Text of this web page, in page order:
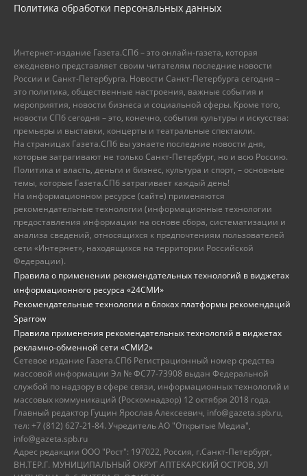
Политика обработки персональных данных
Интернет-издание Газета.СПб – это онлайн-газета, которая
ежедневно представляет своим читателям последние новости
России и Санкт-Петербурга. Новости Санкт-Петербурга сегодня –
это политика, общественные настроения, важные события и
мероприятия, новости бизнеса и социальной сферы. Кроме того,
новости СПб сегодня – это, конечно, события культуры и искусства:
премьеры и выставки, концерты и театральные спектакли.
На страницах Газета.СПб вы узнаете последние новости дня,
которые затрагивают не только Санкт-Петербург, но и всю Россию.
Политика и власть, деньги и бизнес, культура и спорт, – основные
темы, которые Газета.СПб затрагивает каждый день!
На информационном ресурсе (сайте) применяются
рекомендательные технологии (информационные технологии
предоставления информации на основе сбора, систематизации и
анализа сведений, относящихся к предпочтениям пользователей
сети «Интернет», находящихся на территории Российской
Федерации).
Правила о применении рекомендательных технологий в виджетах
информационного ресурса «24СМИ»
Рекомендательные технологии в блоках платформы рекомендаций
Sparrow
Правила применения рекомендательных технологий в виджетах
рекламно-обменной сети «СМИ2»
Сетевое издание Газета.СПб Регистрационный номер средства
массовой информации Эл № ФС77-73908 выдан Федеральной
службой по надзору в сфере связи, информационных технологий и
массовых коммуникаций (Роскомнадзор) 12 октября 2018 года.
Главный редактор Гущин Ярослав Алексеевич, info@gazeta.spb.ru,
тел: +7 (812) 627-21-84. Учредитель АО "Открытые Медиа",
info@gazeta.spb.ru
Адрес редакции ООО "Рост": 197022, Россия, г.Санкт-Петербург,
ВН.ТЕР.Г. МУНИЦИПАЛЬНЫЙ ОКРУГ АПТЕКАРСКИЙ ОСТРОВ, УЛ